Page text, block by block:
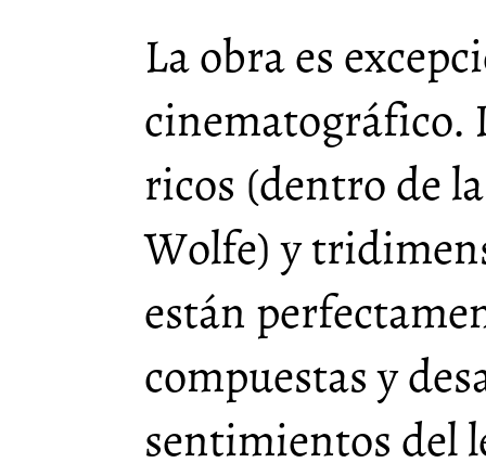
La obra es
cinematográfico.
ricos (dentro de
Wolfe) y
están
compuestas y
sentimientos del